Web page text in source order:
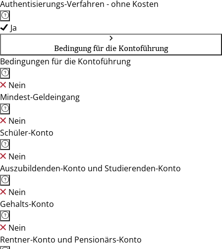
Authentisierungs-Verfahren - ohne Kosten
Ja
Bedingung für die Kontoführung
Bedingungen für die Kontoführung
Nein
Mindest-Geldeingang
Nein
Schüler-Konto
Nein
Auszubildenden-Konto und Studierenden-Konto
Nein
Gehalts-Konto
Nein
Rentner-Konto und Pensionärs-Konto